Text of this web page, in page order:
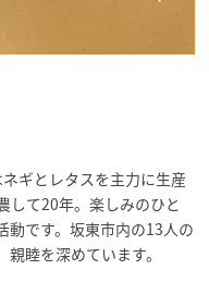
ギとレタスを主力に生産
して20年。楽しみのひと
動です。坂東市内の13人の
睦を深めています。